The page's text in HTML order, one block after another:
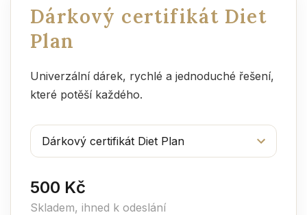
Dárkový certifikát Diet
Plan
Univerzální dárek, rychlé a jednoduché řešení,
které potěší každého.
500 Kč
Skladem, ihned k odeslání